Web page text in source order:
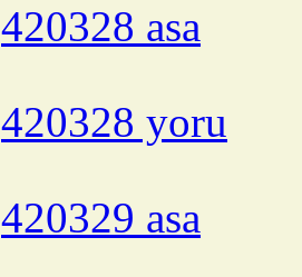
420328 asa
420328 yoru
420329 asa